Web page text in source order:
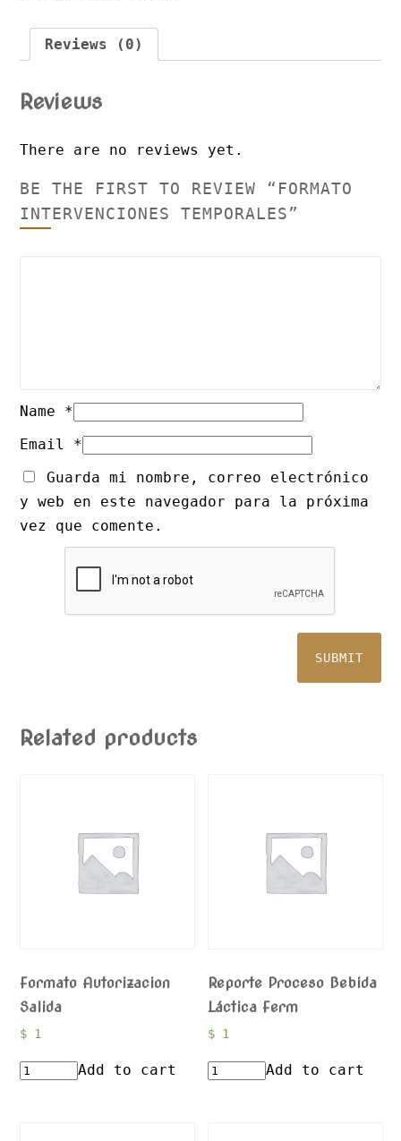
Reviews (0)
Reviews
There are no reviews yet.
BE THE FIRST TO REVIEW “FORMATO
INTERVENCIONES TEMPORALES”
Name *
Email *
Guarda mi nombre, correo electrónico
y web en este navegador para la próxima
vez que comente.
Related products
Formato Autorizacion
Salida
$1
Add to cart
Reporte Proceso Bebida
Láctica Ferm
$ 1
Add to cart